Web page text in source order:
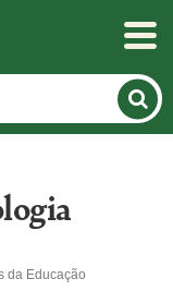
da Educação